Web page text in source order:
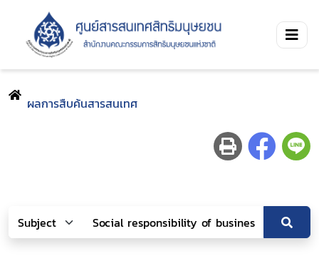
ผลการสืบค้นสารสนเทศ